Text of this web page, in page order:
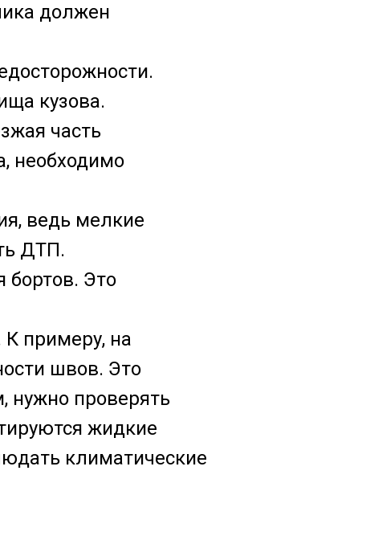
должен
кузова.
часть
необходимо
ведь мелкие
ДТП.
Это
К примеру, на
швов. Это
нужно проверять
жидкие
климатические